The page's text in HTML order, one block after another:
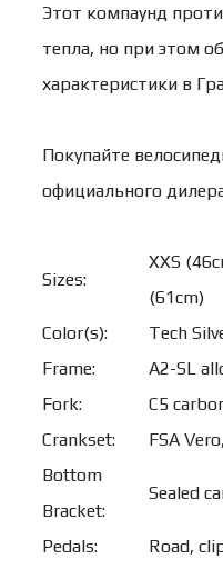
Этот компаунд
тепла, но при этом
характеристики в
Покупайте
официального
Sizes:
XXS
(61cm)
Color(s):
Tech
Frame:
A2-SL
Fork:
C5
Crankset:
FSA
Bottom
Bracket:
Sealed
Pedals:
Road,